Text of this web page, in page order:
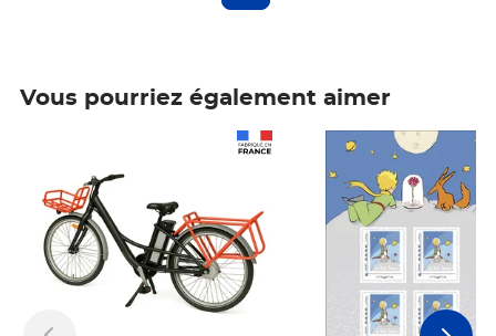
Vous pourriez également aimer
Prix 6,25€ HT